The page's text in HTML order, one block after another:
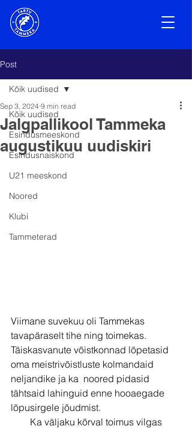
Post
Kõik uudised
Esindusmeeskond
Esindusnaiskond
U21 meeskond
Noored
Klubi
Tammeterad
Kõik uudised
Jalgpallikool Tammeka
augustikuu uudiskiri
Sep 3, 2024 9 min read
Viimane suvekuu oli Tammekas
tavapäraselt tihe ning toimekas.
Täiskasvanute võistkonnad lõpetasid
oma meistrivõistluste kolmandaid
neljandike ja ka  noored pidasid
tähtsaid lahinguid enne hooaegade
lõpusirgele jõudmist.
Ka väljaku kõrval toimus vilgas